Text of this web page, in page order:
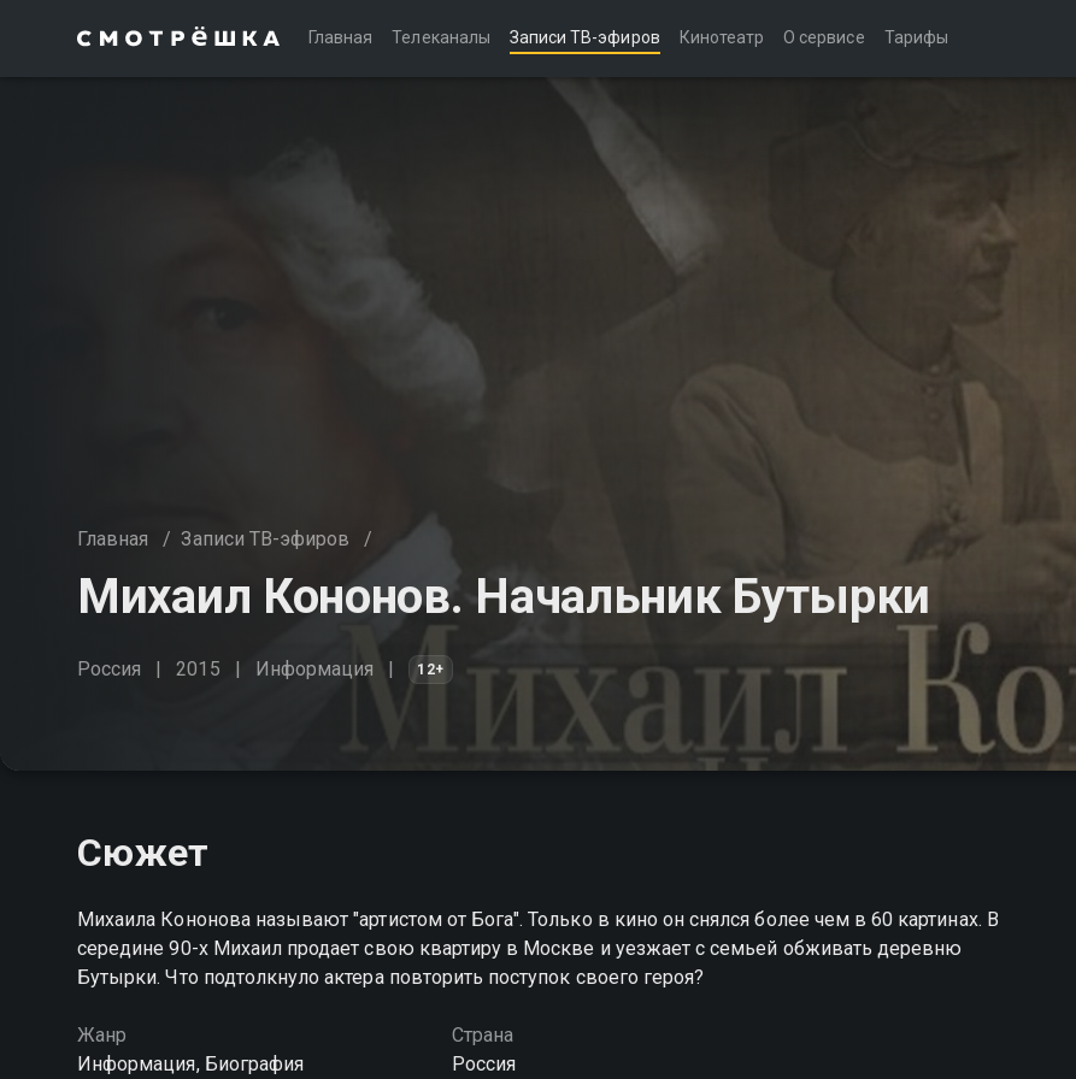
Главная Телеканалы Записи ТВ-эфиров Кинотеатр О сервисе Тарифы
Главная / Записи ТВ-эфиров /
Михаил Кононов. Начальник Бутырки
Россия 2015 Информация 12+
Сюжет
Михаила Кононова называют "артистом от Бога". Только в кино он снялся более чем в 60 картинах. В
середине 90-х Михаил продает свою квартиру в Москве и уезжает с семьей обживать деревню
Бутырки. Что подтолкнуло актера повторить поступок своего героя?
Жанр
Информация, Биография
Страна
Россия